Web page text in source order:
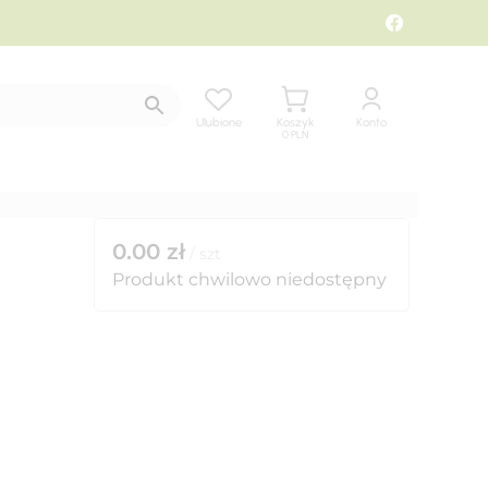
Ulubione
Koszyk
0 PLN
Konto
0.00 zł
Produkt chwilowo niedostępny